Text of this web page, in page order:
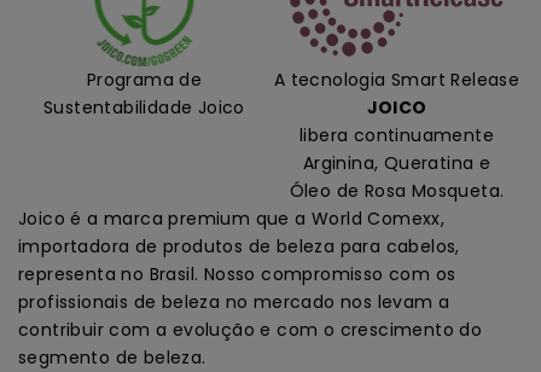
Programa de
Sustentabilidade Joico
A tecnologia Smart Release
JOICO
libera continuamente
Arginina, Queratina e
Óleo de Rosa Mosqueta.
Joico é a marca premium que a World Comexx,
importadora de produtos de beleza para cabelos,
representa no Brasil. Nosso compromisso com os
profissionais de beleza no mercado nos levam a
contribuir com a evolução e com o crescimento do
segmento de beleza.